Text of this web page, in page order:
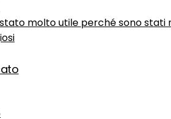
molto utile perché sono